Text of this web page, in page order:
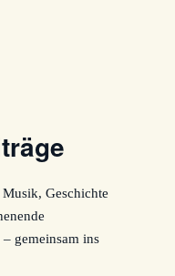
Geschichte
– gemeinsam ins